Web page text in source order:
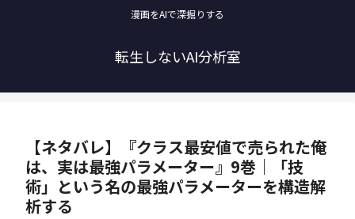
漫画をAIで深掘りする
転生しないAI分析室
【ネタバレ】『クラス最安値で売られた俺
は、実は最強パラメーター』9巻｜「技
術」という名の最強パラメーターを構造解
析する